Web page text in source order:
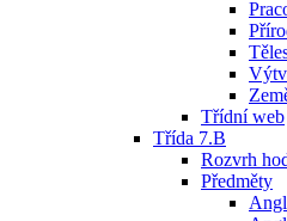
Třídní web
Třída 7.B
Rozvrh
Předměty